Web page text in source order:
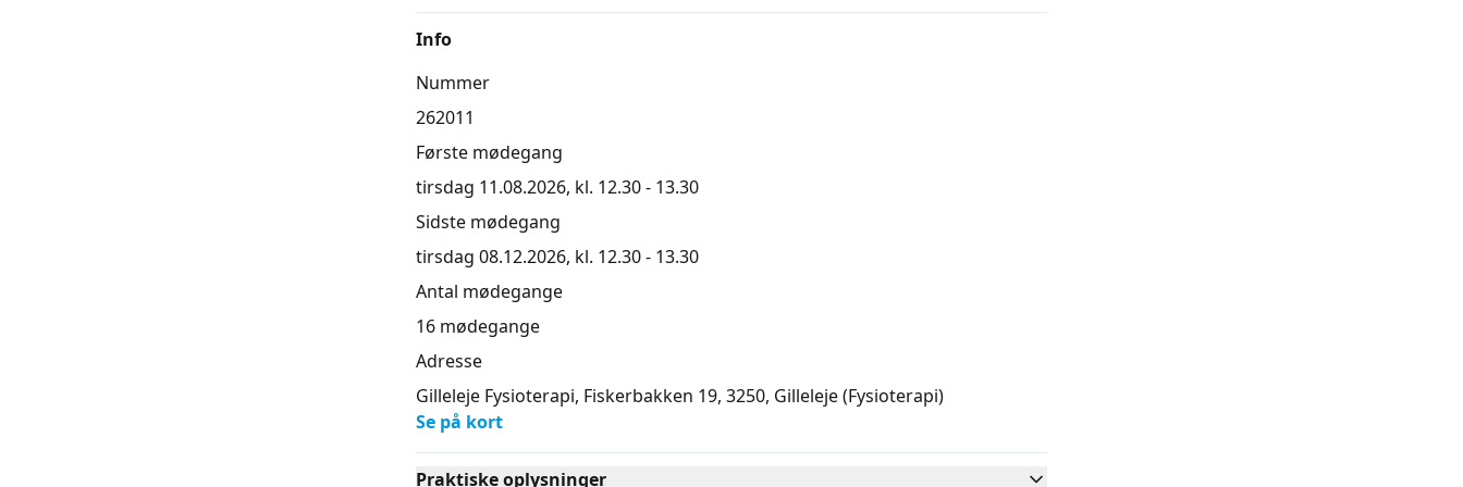
Info
Nummer
262011
Første mødegang
tirsdag 11.08.2026, kl. 12.30 - 13.30
Sidste mødegang
tirsdag 08.12.2026, kl. 12.30 - 13.30
Antal mødegange
16 mødegange
Adresse
Gilleleje Fysioterapi, Fiskerbakken 19, 3250, Gilleleje(Fysioterapi)
Se på kort
Praktiske oplysninger